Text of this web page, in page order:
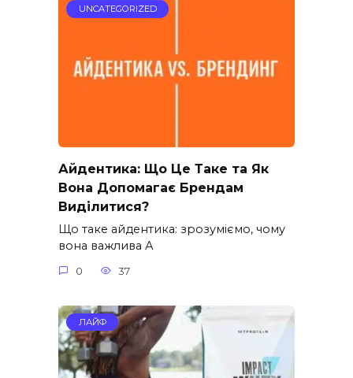
UNCATEGORIZED
Айдентика: Що Це Таке та Як
Вона Допомагає Брендам
Виділитися?
Що таке айдентика: зрозуміємо, чому
вона важлива А
0 37
ЛАЙФ